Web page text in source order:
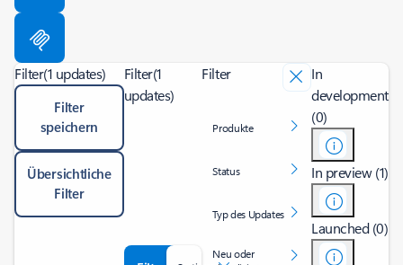
Filter(1 updates)
Filter
speichern
Übersichtliche
Filter
Filter(1
updates)
Filter
Produkte
Status
Typ des Updates
Neu oder
In
development
(0)
In preview (1)
Launched (0)